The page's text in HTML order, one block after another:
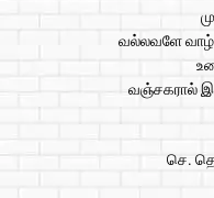
வல்லவளே
வஞ்சகரால்
செ.